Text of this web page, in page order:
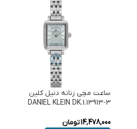
ساعت مچی زنانه دنیل کلین
DANIEL KLEIN DK.1.13913-3
14,478,000تومان